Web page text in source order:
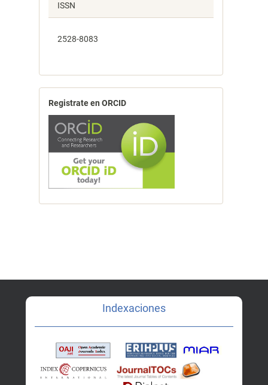
ISSN
2528-8083
Registrate en ORCID
Indexaciones